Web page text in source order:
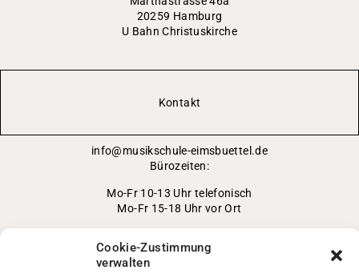
Cookie-Zustimmung
verwalten
20259 Hamburg
U Bahn Christuskirche
Kontakt
info@musikschule-eimsbuettel.de
Bürozeiten:
Mo-Fr 10-13 Uhr telefonisch
Mo-Fr 15-18 Uhr vor Ort
in den Ferien nur per Mail